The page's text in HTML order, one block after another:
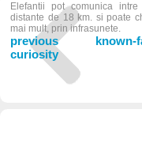
Elefantii pot comunica
distante de 18 km. si poate
mai mult, prin infrasunete.
previous known-
curiosity